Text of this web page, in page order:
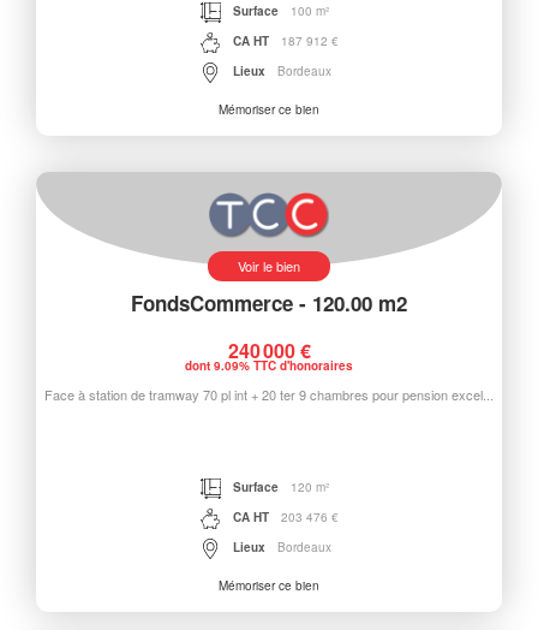
Surface
100 m²
CA HT
187 912 €
Lieux
Bordeaux
Mémoriser ce bien
Voir le bien
FondsCommerce - 120.00 m2
240 000 €
dont 9.09% TTC d'honoraires
Face à station de tramway 70 pl int + 20 ter 9 chambres pour pension excel...
Surface
120 m²
CA HT
203 476 €
Lieux
Bordeaux
Mémoriser ce bien